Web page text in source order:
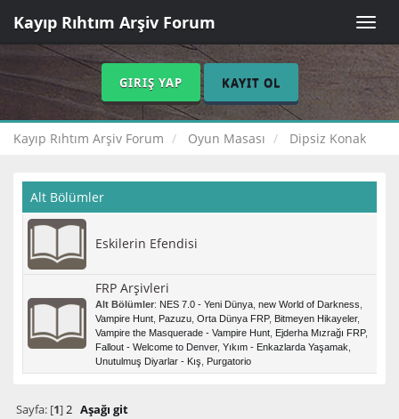
Toggle
Kayıp Rıhtım Arşiv Forum
GIRIŞ YAP KAYIT OL
Kayıp Rıhtım Arşiv Forum Oyun Masası Dipsiz Konak
Alt Bölümler
Eskilerin Efendisi
FRP Arşivleri
Alt Bölümler: NES 7.0 - Yeni Dünya new World of Darkness
Vampire Hunt Pazuzu Orta Dünya FRP, Bitmeyen Hikayeler,
Vampire the Masquerade - Vampire Hunt Ejderha Mızrağı FRP,
Fallout - Welcome to Denver, Yıkım - Enkazlarda Yaşamak
Unutulmuş Diyarlar - Kış
Purgatorio
Sayfa: [1]2 Aşağı git